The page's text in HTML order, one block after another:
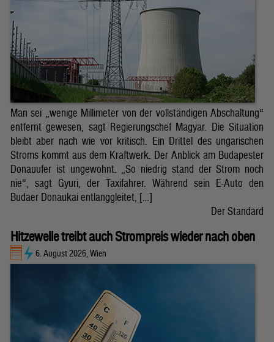
Man sei „wenige Millimeter von der vollständigen Abschaltung“
entfernt gewesen, sagt Regierungschef Magyar. Die Situation
bleibt aber nach wie vor kritisch. Ein Drittel des ungarischen
Stroms kommt aus dem Kraftwerk. Der Anblick am Budapester
Donauufer ist ungewohnt. „So niedrig stand der Strom noch
nie“, sagt Gyuri, der Taxifahrer. Während sein E-Auto den
Budaer Donaukai entlanggleitet, […]
Der Standard
Hitzewelle treibt auch Strompreis wieder nach oben
6. August 2026, Wien